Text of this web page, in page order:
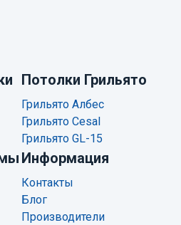
Потолки Грильято
Грильято Албес
Грильято Cesal
Грильято GL-15
Информация
Контакты
Блог
Производители